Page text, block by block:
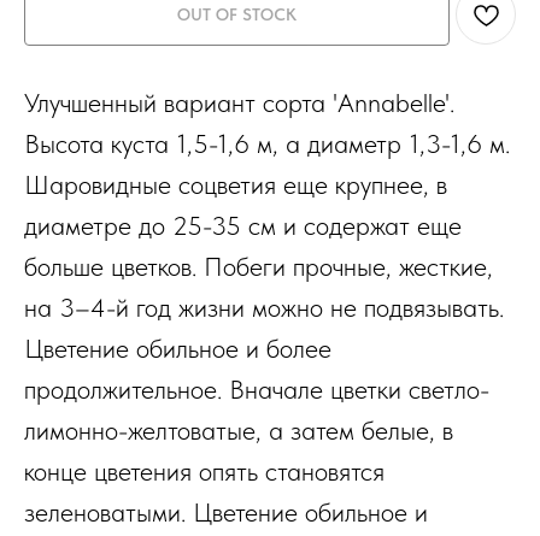
OUT OF STOCK
Улучшенный вариант сорта 'Annabelle'.
Высота куста 1,5-1,6 м, а диаметр 1,3-1,6 м.
Шаровидные соцветия еще крупнее, в
диаметре до 25-35 см и содержат еще
больше цветков. Побеги прочные, жесткие,
на 3–4-й год жизни можно не подвязывать.
Цветение обильное и более
продолжительное. Вначале цветки светло-
лимонно-желтоватые, а затем белые, в
конце цветения опять становятся
зеленоватыми. Цветение обильное и